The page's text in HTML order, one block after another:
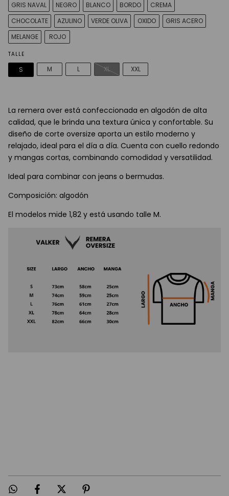
GRIS NAVAL
NEGRO BLANCO BORDO
CREMA
CHOCOLATE
AZULINO VERDE OLIVA OXIDO
GRIS ACERO
MELANGE
ROJO
TALLE
S M L XL XXL
La remera over está confeccionada en algodón de alta
calidad, que le brinda una textura única y confortable. Su
diseño de corte oversize aporta un estilo moderno y
relajado, ideal para el día a día. Cuenta con cuello redondo
y mangas cortas, combinando comodidad y versatilidad.
Ideal para combinar con jeans o bermudas.
Composición: algodón
El modelos mide 1,82 y está usando talle M.